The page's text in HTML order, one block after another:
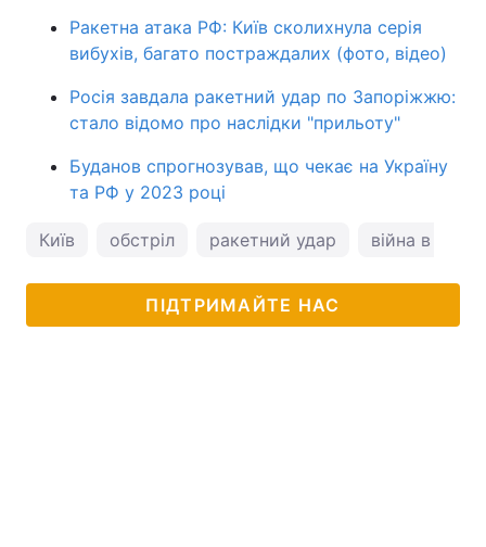
Ракетна атака РФ: Київ сколихнула серія
вибухів, багато постраждалих (фото, відео)
Росія завдала ракетний удар по Запоріжжю:
стало відомо про наслідки "прильоту"
Буданов спрогнозував, що чекає на Україну
та РФ у 2023 році
Київ обстріл ракетний удар війна в
ПІДТРИМАЙТЕ НАС